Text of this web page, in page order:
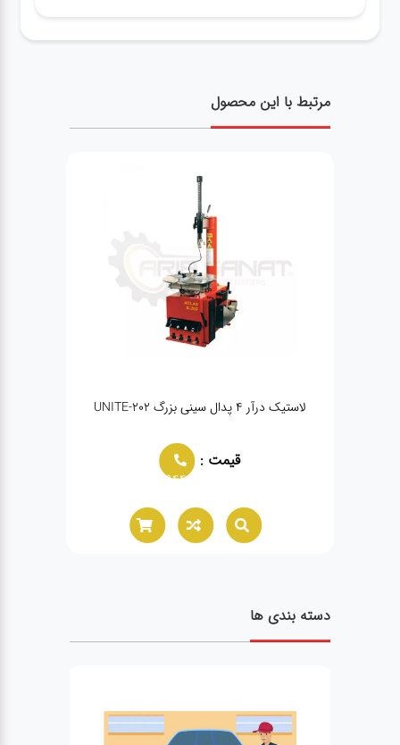
مرتبط با این محصول
لاستیک درآر ۴ پدال سینی بزرگ UNITE-202
قیمت :
02166021944
دسته بندی ها